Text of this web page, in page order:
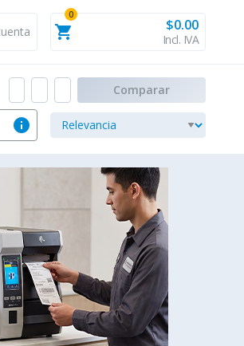
shopping_cart
0
$0.00
Incl. IVA
Comparar
info